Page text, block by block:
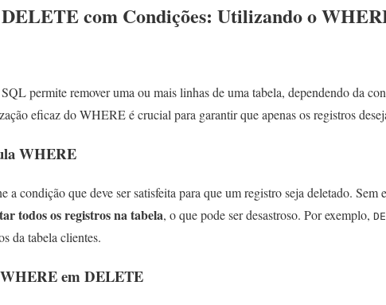
com Condições: Utilizando o
permite remover uma ou mais linhas de uma tabela, dependendo da
eficaz do WHERE é crucial para garantir que apenas os registros
WHERE
condição que deve ser satisfeita para que um registro seja deletado.
todos os registros na tabela, o que pode ser desastroso. Por exemplo,
da tabela clientes.
em DELETE